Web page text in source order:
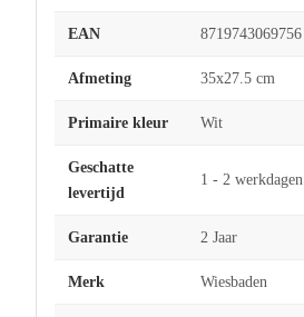
EAN 8719743069756
Afmeting 35x27.5 cm
Primaire kleur Wit
Geschatte
levertijd
1 - 2 werkdagen
Garantie 2 Jaar
Merk Wiesbaden